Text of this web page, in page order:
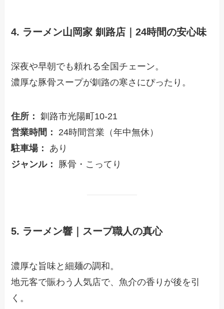
4. ラーメン山岡家 釧路店｜24時間の安心味
深夜や早朝でも頼れる全国チェーン。
濃厚な豚骨スープが釧路の寒さにぴったり。
住所： 釧路市光陽町10-21
営業時間：
24時間営業（年中無休）
駐車場：
あり
ジャンル：
豚骨・こってり
5. ラーメン響｜スープ職人の真心
濃厚な旨味と細麺の調和。
地元客で賑わう人気店で、魚介の香りが後を引
く。